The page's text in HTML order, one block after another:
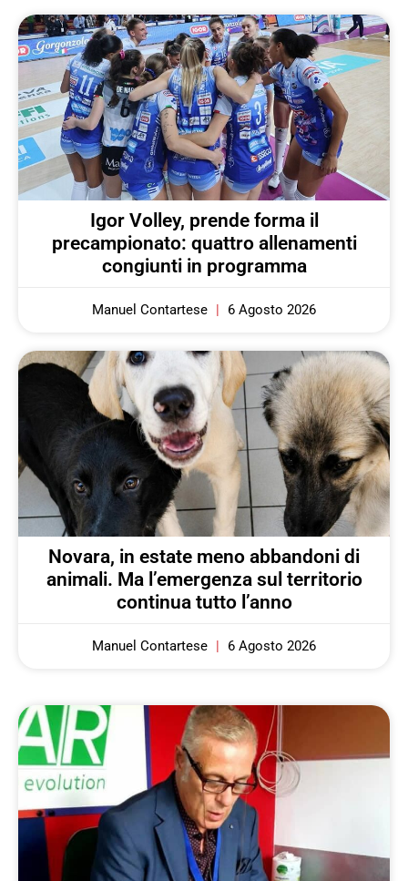
Igor Volley, prende forma il
precampionato: quattro allenamenti
congiunti in programma
Manuel Contartese 6 Agosto 2026
Novara, in estate meno abbandoni di
animali. Ma l’emergenza sul territorio
continua tutto l’anno
Manuel Contartese 6 Agosto 2026